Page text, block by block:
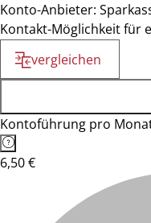
Konto-Anbieter:
Kontakt-Möglichkeit für
vergleichen
Kontoführung pro
6,50 €